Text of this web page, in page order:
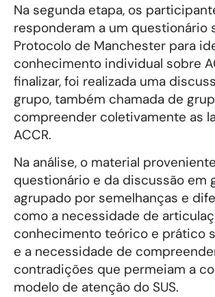
Na segunda etapa, os
responderam a um questionário
Protocolo de Manchester para
conhecimento individual sobre
finalizar, foi realizada uma
grupo, também chamada de
compreender coletivamente as
ACCR.
Na análise, o material
questionário e da discussão em
agrupado por semelhanças e
como a necessidade de
conhecimento teórico e prático
e a necessidade de
contradições que permeiam a
modelo de atenção do SUS.